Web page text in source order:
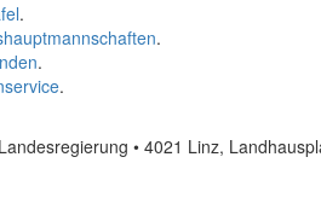
.
.
.
.
• 4021 Linz,